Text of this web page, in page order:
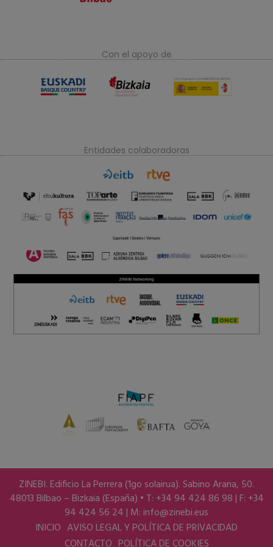
Con el apoyo de
Entidades colaboradoras
ZINEBI. Edificio La Perrera (1go solairua). Sabino Arana, 50.
48013 Bilbao – Bizkaia (España) • T: +34 94 424 86 98 | F: +34
94 424 56 24 | M:info@zinebi.eus
INICIO AVISO LEGAL Y POLÍTICA DE PRIVACIDAD
CONTACTO POLÍTICA DE COOKIES